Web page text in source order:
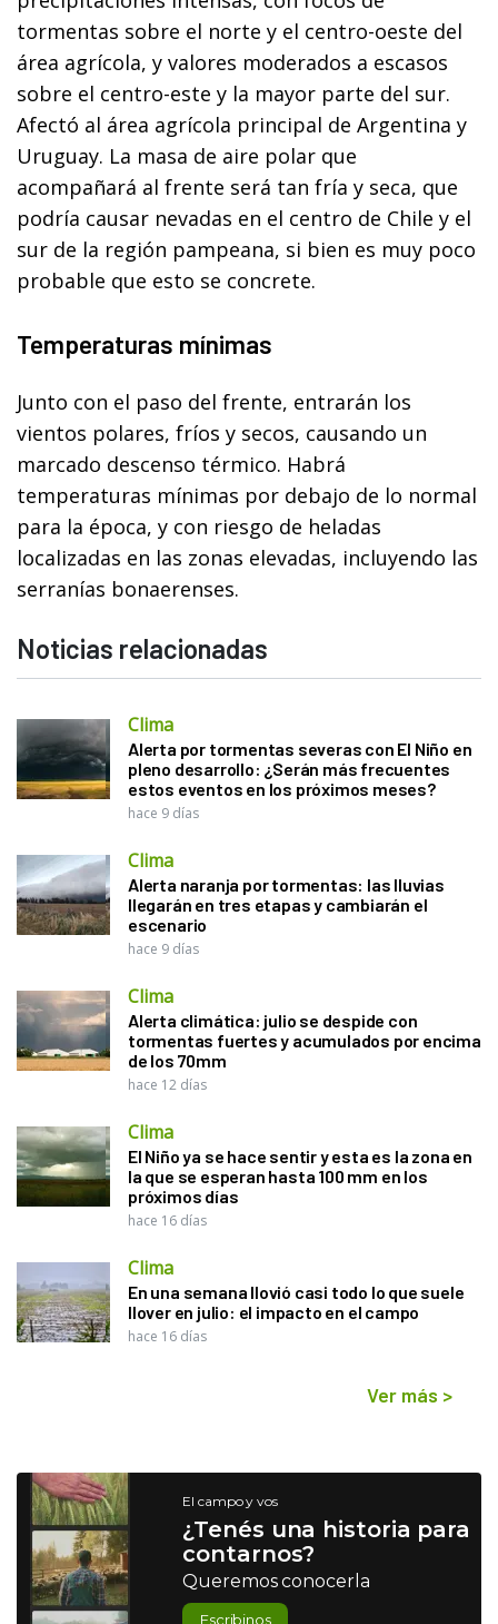
tormentas sobre el norte y el centro-oeste del
área agrícola, y valores moderados a escasos
sobre el centro-este y la mayor parte del sur.
Afectó al área agrícola principal de Argentina y
Uruguay. La masa de aire polar que
acompañará al frente será tan fría y seca, que
podría causar nevadas en el centro de Chile y el
sur de la región pampeana, si bien es muy poco
probable que esto se concrete.
Temperaturas mínimas
Junto con el paso del frente, entrarán los
vientos polares, fríos y secos, causando un
marcado descenso térmico. Habrá
temperaturas mínimas por debajo de lo normal
para la época, y con riesgo de heladas
localizadas en las zonas elevadas, incluyendo las
serranías bonaerenses.
Noticias relacionadas
Clima
Alerta por tormentas severas con El Niño en
pleno desarrollo: ¿Serán más frecuentes
estos eventos en los próximos meses?
hace 9 días
Clima
Alerta naranja por tormentas: las lluvias
llegarán en tres etapas y cambiarán el
escenario
hace 9 días
Clima
Alerta climática: julio se despide con
tormentas fuertes y acumulados por encima
de los 70mm
hace 12 días
Clima
El Niño ya se hace sentir y esta es la zona en
la que se esperan hasta 100 mm en los
próximos días
hace 16 días
Clima
En una semana llovió casi todo lo que suele
llover en julio: el impacto en el campo
hace 16 días
Ver más >
El campo y vos
¿Tenés una historia para
contarnos?
Queremos conocerla
Escribinos